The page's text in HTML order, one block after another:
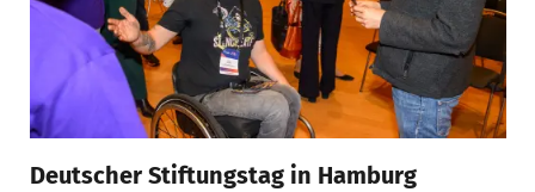
Deutscher Stiftungstag in Hamburg